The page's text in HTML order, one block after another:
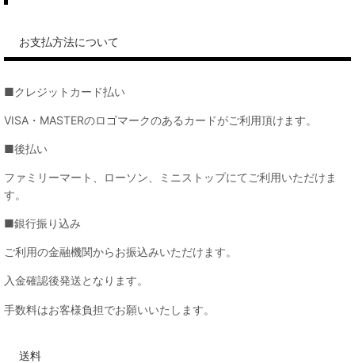
お支払方法について
■クレジットカード払い
VISA・MASTERのロゴマークのあるカードがご利用頂けます。
■後払い
ファミリーマート、ローソン、ミニストップにてご利用いただけま
す。
■銀行振り込み
ご利用の金融機関からお振込みいただけます。
入金確認後発送となります。
手数料はお客様負担でお願いいたします。
送料